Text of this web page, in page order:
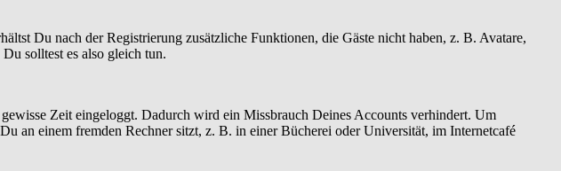
Du nach der Registrierung zusätzliche Funktionen, die Gäste nicht haben, z. B. Avatare,
solltest es also gleich tun.
Zeit eingeloggt. Dadurch wird ein Missbrauch Deines Accounts verhindert. Um
an einem fremden Rechner sitzt, z. B. in einer Bücherei oder Universität, im Internetcafé